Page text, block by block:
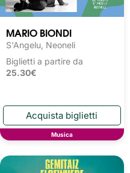
MARIO BIONDI
S'Angelu, Neoneli
Biglietti a partire da
25.30€
Musica